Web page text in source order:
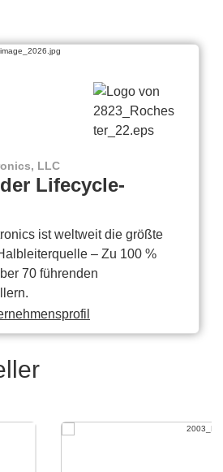
LLC
Lifecycle-
ist weltweit die größte
– Zu 100 %
70 führenden